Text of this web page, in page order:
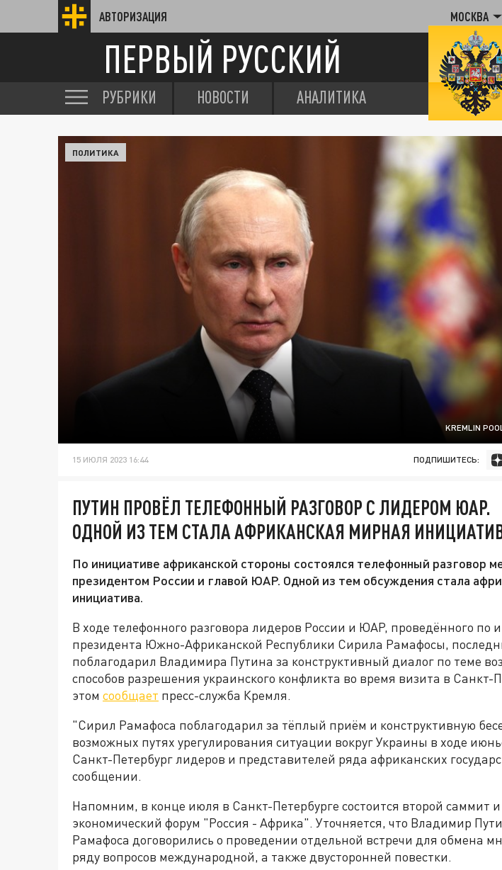
АВТОРИЗАЦИЯ МОСКВА
ПЕРВЫЙ РУССКИЙ
РУБРИКИ НОВОСТИ АНАЛИТИКА
KREMLIN
ПОЛИТИКА
15 ИЮЛЯ 2023 16:44 ПОДПИШИТЕСЬ:
ПУТИН ПРОВЁЛ ТЕЛЕФОННЫЙ РАЗГОВОР С ЛИДЕРОМ ЮАР.
ОДНОЙ ИЗ ТЕМ СТАЛА АФРИКАНСКАЯ МИРНАЯ
По инициативе африканской стороны состоялся телефонный разговор
президентом России и главой ЮАР. Одной из тем обсуждения стала
инициатива.
В ходе телефонного разговора лидеров России и ЮАР, проведённого по
президента Южно-Африканской Республики Сирила Рамафосы,
поблагодарил Владимира Путина за конструктивный диалог по теме
способов разрешения украинского конфликта во время визита в Санкт-
этом сообщает пресс-служба Кремля.
"Сирил Рамафоса поблагодарил за тёплый приём и конструктивную
возможных путях урегулирования ситуации вокруг Украины в ходе
Санкт-Петербург лидеров и представителей ряда африканских
сообщении.
Напомним, в конце июля в Санкт-Петербурге состоится второй саммит и
экономический форум "Россия - Африка". Уточняется, что Владимир
Рамафоса договорились о проведении отдельной встречи для обмена
ряду вопросов международной, а также двусторонней повестки.